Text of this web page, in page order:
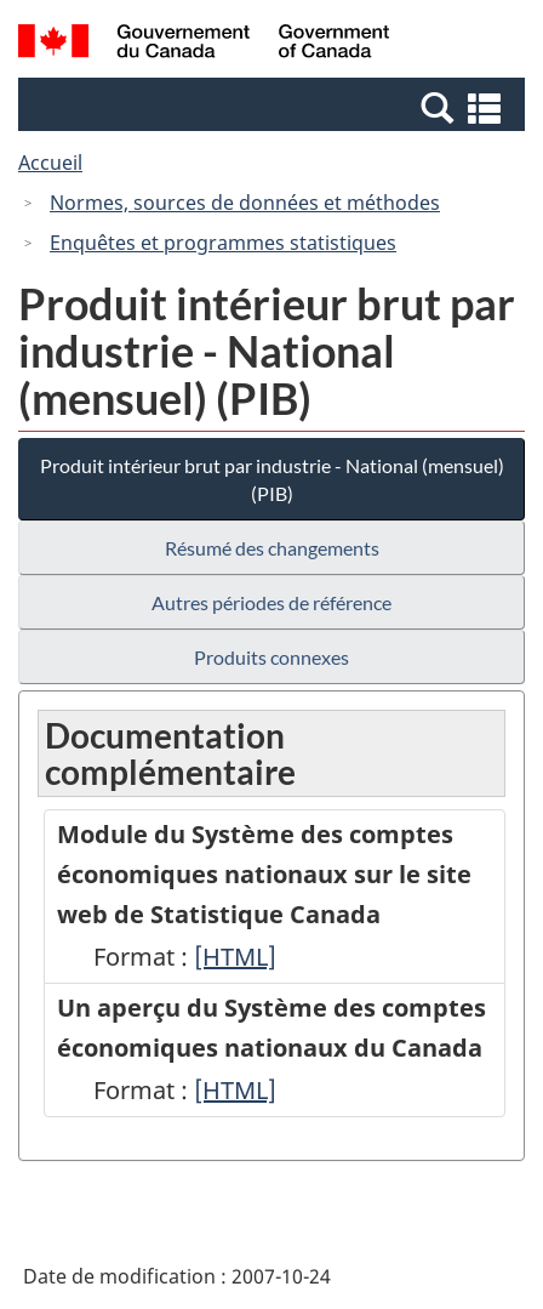
Passer
au
Passer
à
Canada
Recherche
et
et
Accueil
Normes, sources de données et méthodes
Enquêtes et programmes statistiques
Produit intérieur brut par
industrie - National
(mensuel) (PIB)
Produit intérieur brut par industrie - National (mensuel)
(PIB)
Résumé des changements
Autres périodes de référence
Produits connexes
Documentation
complémentaire
Module du Système des comptes
économiques nationaux sur le site
web de Statistique Canada
Format : Module
du
Système
des
comptes
économiques
le
[HTML]
Un aperçu du Système des comptes
économiques nationaux du Canada
Format : Un
du Système
économiques
[HTML]
Date de modification : 2007-10-24